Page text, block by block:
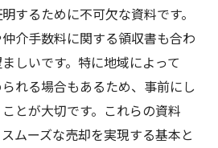
するために不可欠な資料です。
介手数料に関する領収書も合わ
しいです。特に地域によって
れる場合もあるため、事前にし
とが大切です。これらの資料
ムーズな売却を実現する基本と